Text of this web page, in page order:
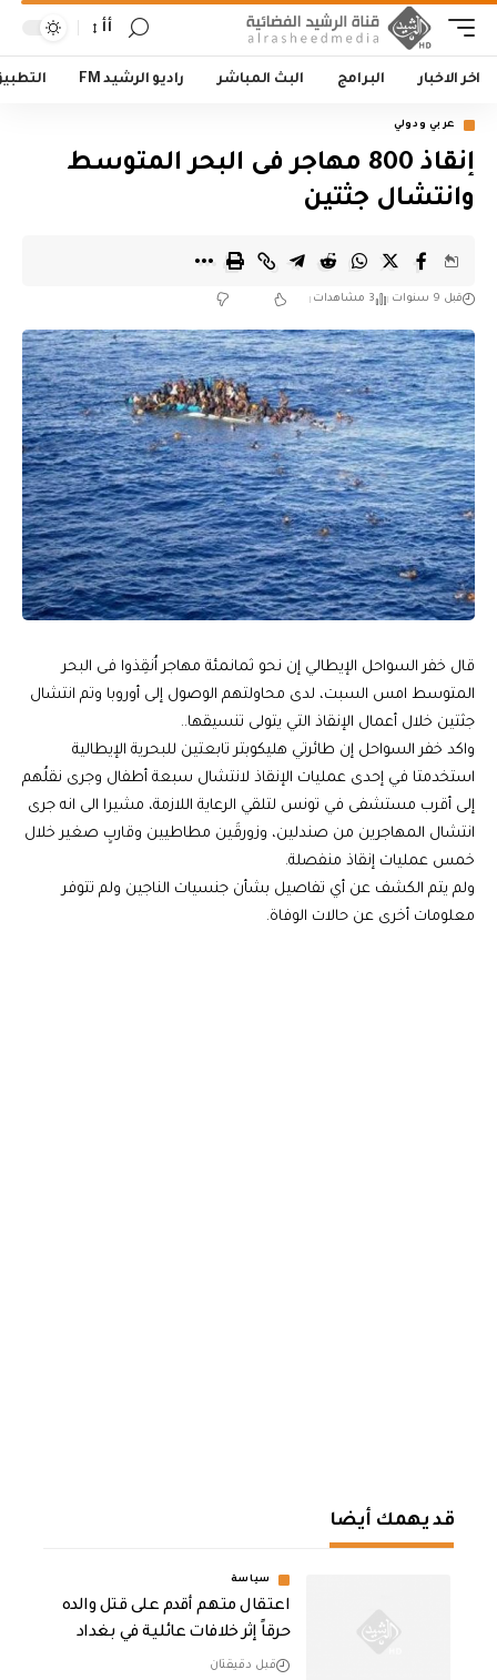
أأ
اخر الاخبار البرامج البث المباشر راديو الرشيد FM
عربي ودولي
إنقاذ 800 مهاجر فى البحر المتوسط
وانتشال جثتين
قبل 9 سنوات 3 مشاهدات
قال خفر السواحل الإيطالي إن نحو ثمانمئة مهاجر اُنقِذوا فى البحر
المتوسط امس السبت، لدى محاولتهم الوصول إلى أوروبا وتم انتشال
جثتين خلال أعمال الإنقاذ التي يتولى تنسيقها..
واكد خفر السواحل إن طائرتي هليكوبتر تابعتين للبحرية الإيطالية
استخدمتا في إحدى عمليات الإنقاذ لانتشال سبعة أطفال وجرى نقلُهم
إلى أقرب مستشفى في تونس لتلقي الرعاية اللازمة، مشيرا الى انه جرى
انتشال المهاجرين من صندلين، وزورقَين مطاطيين وقاربٍ صغير خلال
خمس عمليات إنقاذ منفصلة.
ولم يتم الكشف عن أي تفاصيل بشأن جنسيات الناجين ولم تتوفر
معلومات أخرى عن حالات الوفاة.
قد يهمك أيضا
سياسة
اعتقال متهم أقدم على قتل والده
حرقاً إثر خلافات عائلية في بغداد
قبل دقيقتان